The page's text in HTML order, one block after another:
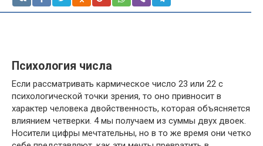
Психология числа
Если рассматривать кармическое число 23 или 22 с
психологической точки зрения, то оно привносит в
характер человека двойственность, которая объясняется
влиянием четверки. 4 мы получаем из суммы двух двоек.
Носители цифры мечтательны, но в то же время они четко